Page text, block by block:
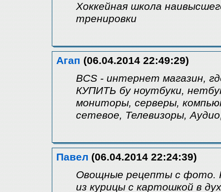
Хоккейная школа
тренировки
Агап (06.04.2014 22:49:29)
BCS - интернет магазин,
КУПИТЬ бу ноутбуки,
мониторы, серверы,
сетевое, Телевизоры,
Павел (06.04.2014 22:24:39)
Овощные рецепты с фото.
из курицы с картошкой в